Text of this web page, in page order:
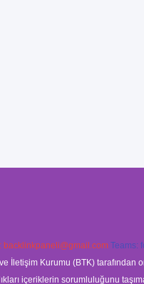
backlinkpaneli@gmail.com Teams:
İletişim Kurumu (BTK)
içeriklerin sorumluluğunu